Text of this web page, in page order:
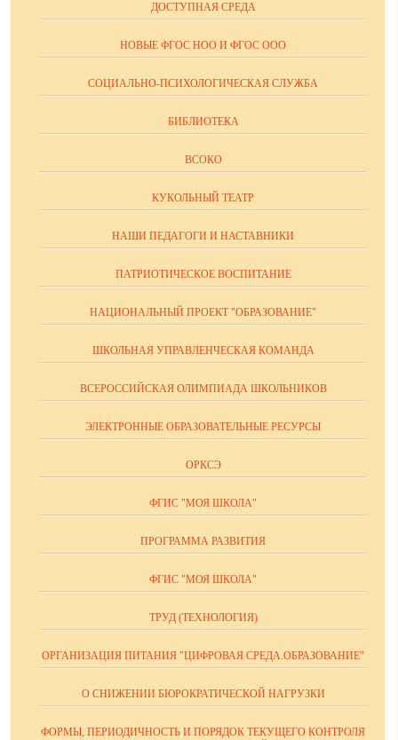
ДОСТУПНАЯ СРЕДА
НОВЫЕ ФГОС НОО И ФГОС ООО
СОЦИАЛЬНО-ПСИХОЛОГИЧЕСКАЯ СЛУЖБА
БИБЛИОТЕКА
ВСОКО
КУКОЛЬНЫЙ ТЕАТР
НАШИ ПЕДАГОГИ И НАСТАВНИКИ
ПАТРИОТИЧЕСКОЕ ВОСПИТАНИЕ
НАЦИОНАЛЬНЫЙ ПРОЕКТ "ОБРАЗОВАНИЕ"
ШКОЛЬНАЯ УПРАВЛЕНЧЕСКАЯ КОМАНДА
ВСЕРОССИЙСКАЯ ОЛИМПИАДА ШКОЛЬНИКОВ
ЭЛЕКТРОННЫЕ ОБРАЗОВАТЕЛЬНЫЕ РЕСУРСЫ
ОРКСЭ
ФГИС "МОЯ ШКОЛА"
ПРОГРАММА РАЗВИТИЯ
ФГИС "МОЯ ШКОЛА"
ТРУД (ТЕХНОЛОГИЯ)
ОРГАНИЗАЦИЯ ПИТАНИЯ "ЦИФРОВАЯ СРЕДА.ОБРАЗОВАНИЕ"
О СНИЖЕНИИ БЮРОКРАТИЧЕСКОЙ НАГРУЗКИ
ФОРМЫ, ПЕРИОДИЧНОСТЬ И ПОРЯДОК ТЕКУЩЕГО КОНТРОЛЯ